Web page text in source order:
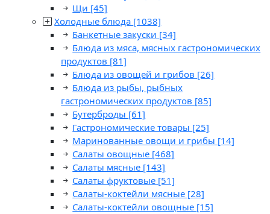
Щи [45]
Холодные блюда [1038]
Банкетные закуски [34]
Блюда из мяса, мясных гастрономических
продуктов [81]
Блюда из овощей и грибов [26]
Блюда из рыбы, рыбных
гастрономических продуктов [85]
Бутерброды [61]
Гастрономические товары [25]
Маринованные овощи и грибы [14]
Салаты овощные [468]
Салаты мясные [143]
Салаты фруктовые [51]
Салаты-коктейли мясные [28]
Салаты-коктейли овощные [15]